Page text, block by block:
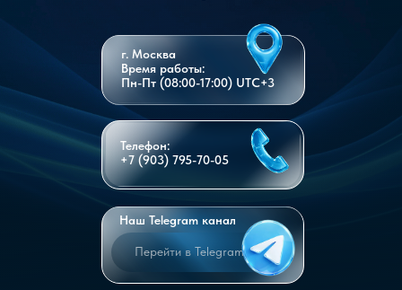
Перейти в Telegram
Наш Telegram канал
Перейти в Telegram
Телефон:
+7 (903) 795-70-05
г. Москва
Время работы:
Пн-Пт (08:00-17:00) UTC+3